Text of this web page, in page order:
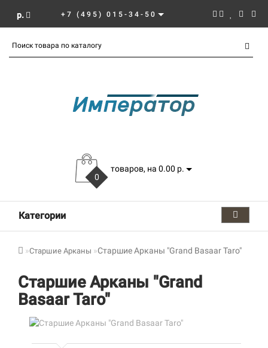
р. +7 (495) 015-34-50
0
товаров, на 0.00 р.
Категории
Старшие Арканы Старшие Арканы "Grand Basaar Taro"
Старшие Арканы "Grand
Basaar Taro"